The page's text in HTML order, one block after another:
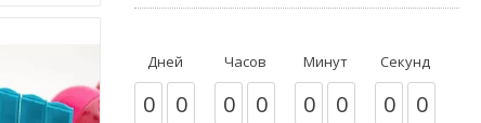
Дней
0 0
Часов
0 0
Минут
0 0
Секунд
0 0